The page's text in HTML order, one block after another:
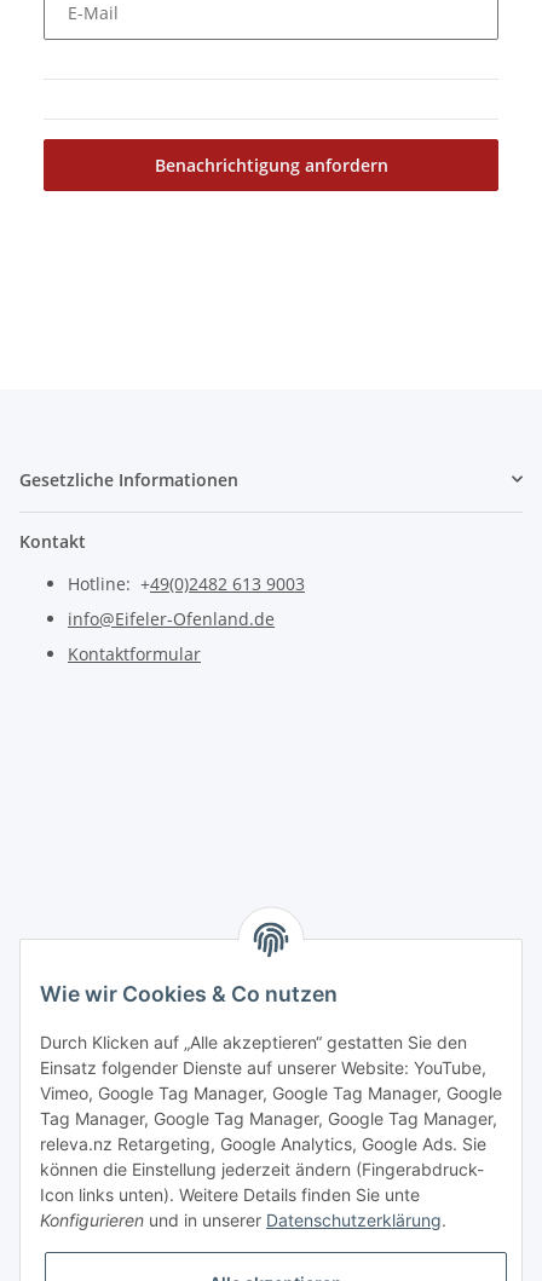
E-Mail
Benachrichtigung anfordern
Gesetzliche Informationen
Kontakt
Hotline: +49(0)2482 613 9003
info@Eifeler-Ofenland.de
Kontaktformular
Wie wir Cookies & Co nutzen
Durch Klicken auf „Alle akzeptieren“ gestatten Sie den
Einsatz folgender Dienste auf unserer Website: YouTube,
Vimeo, Google Tag Manager, Google Tag Manager, Google
Tag Manager, Google Tag Manager, Google Tag Manager,
releva.nz Retargeting, Google Analytics, Google Ads. Sie
können die Einstellung jederzeit ändern (Fingerabdruck-
Icon links unten). Weitere Details finden Sie unte
Konfigurieren und in unserer Datenschutzerklärung.